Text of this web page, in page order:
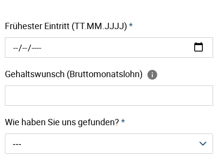
Frühester Eintritt (TT.MM.JJJJ) *
Gehaltswunsch (Bruttomonatslohn)
Wie haben Sie uns gefunden? *
---